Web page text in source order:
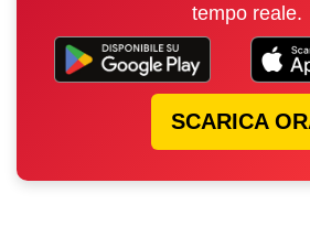
tempo reale.
SCARICA